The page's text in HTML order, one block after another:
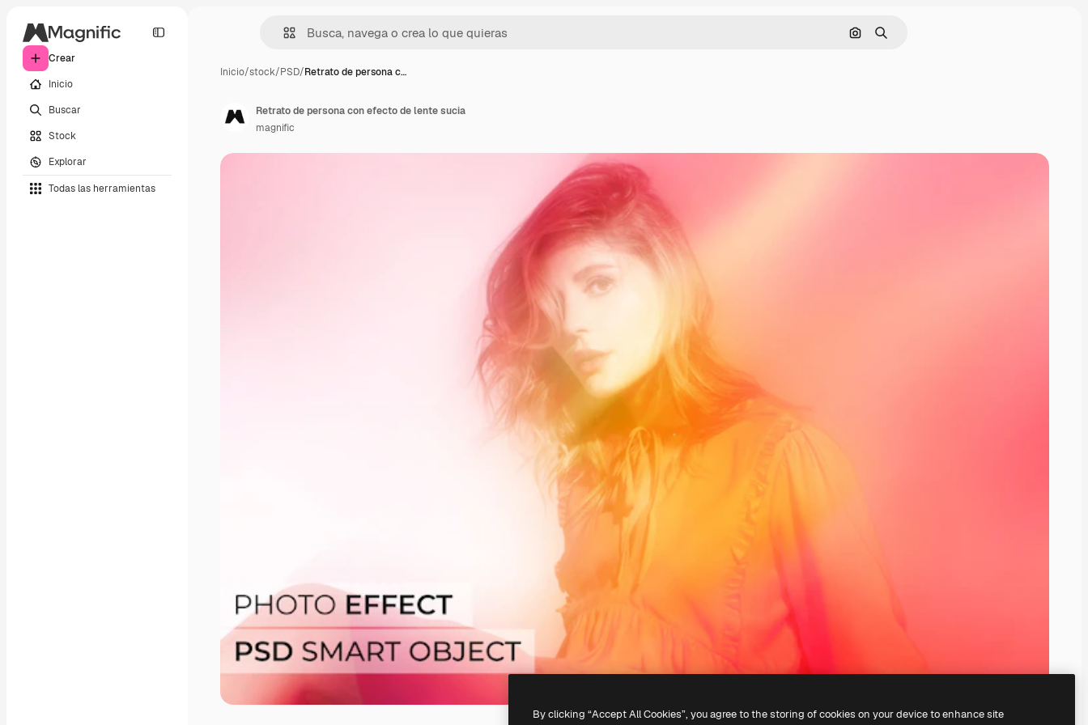
Crear
Inicio
Buscar
Stock
Explorar
Todas las herramientas
Buscar por imagen
Buscar
Inicio/stock/PSD/Retrato de persona c…
Retrato de persona con efecto de lente sucia
magnific
By clicking “Accept All Cookies”, you agree to the storing of cookies on your device to enhance site